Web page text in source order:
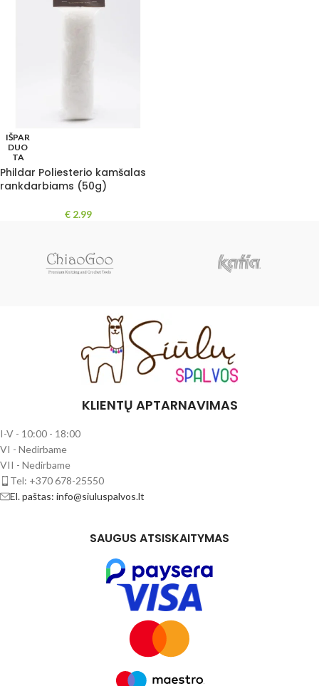
IŠPAR
DUO
TA
Phildar Poliesterio kamšalas
rankdarbiams (50g)
€2.99
KLIENTŲ APTARNAVIMAS
I-V - 10:00 - 18:00
VI - Nedirbame
VII - Nedirbame
Tel: +370 678-25550
El. paštas: info@siuluspalvos.lt
SAUGUS ATSISKAITYMAS